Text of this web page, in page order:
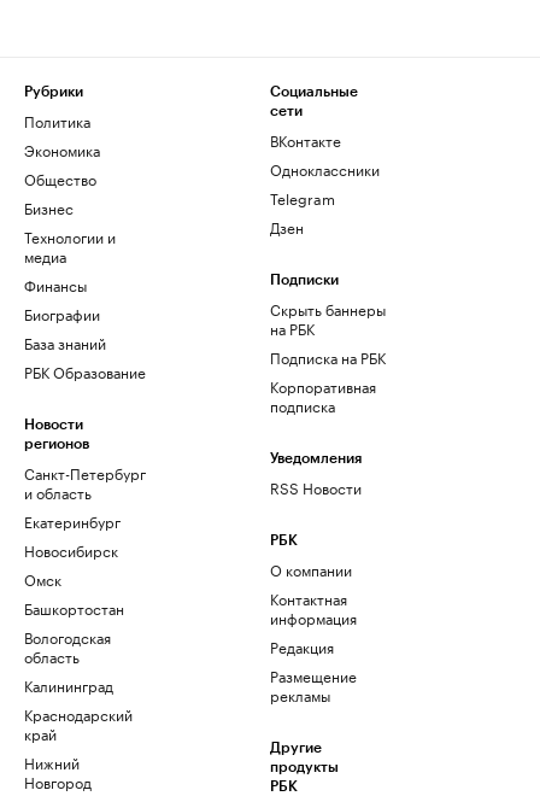
Рубрики
Политика
Экономика
Общество
Бизнес
Технологии и
медиа
Финансы
Биографии
База знаний
РБК Образование
Новости
регионов
Санкт-Петербург
и область
Екатеринбург
Новосибирск
Омск
Башкортостан
Вологодская
область
Калининград
Краснодарский
край
Нижний
Новгород
Социальные
сети
ВКонтакте
Одноклассники
Telegram
Дзен
Подписки
Скрыть баннеры
на РБК
Подписка на РБК
Корпоративная
подписка
Уведомления
RSS Новости
РБК
О компании
Контактная
информация
Редакция
Размещение
рекламы
Другие
продукты
РБК